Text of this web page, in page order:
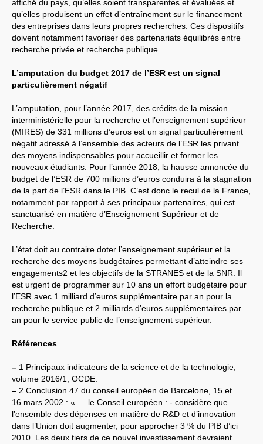
affiché du pays, qu’elles soient transparentes et évaluées et
qu’elles produisent un effet d’entraînement sur le financement
des entreprises dans leurs propres recherches. Ces dispositifs
doivent notamment favoriser des partenariats équilibrés entre
recherche privée et recherche publique.
L’amputation du budget 2017 de l’ESR est un signal
particulièrement négatif
L’amputation, pour l’année 2017, des crédits de la mission
interministérielle pour la recherche et l’enseignement supérieur
(MIRES) de 331 millions d’euros est un signal particulièrement
négatif adressé à l’ensemble des acteurs de l’ESR les privant
des moyens indispensables pour accueillir et former les
nouveaux étudiants. Pour l’année 2018, la hausse annoncée du
budget de l’ESR de 700 millions d’euros conduira à la stagnation
de la part de l’ESR dans le PIB . C’est donc le recul de la France,
notamment par rapport à ses principaux partenaires, qui est
sanctuarisé en matière d’Enseignement Supérieur et de
Recherche.
L’état doit au contraire doter l’enseignement supérieur et la
recherche des moyens budgétaires permettant d’atteindre ses
engagements2 et les objectifs de la STRANES et de la SNR . Il
est urgent de programmer sur 10 ans un effort budgétaire pour
l’ESR avec 1 milliard d’euros supplémentaire par an pour la
recherche publique et 2 milliards d’euros supplémentaires par
an pour le service public de l’enseignement supérieur.
Références
– 1 Principaux indicateurs de la science et de la technologie,
volume 2016/1, OCDE
– 2 Conclusion 47 du conseil européen de Barcelone, 15 et
16 mars 2002 : « … le Conseil européen : - considère que
l’ensemble des dépenses en matière de R&D et d’innovation
dans l’Union doit augmenter, pour approcher 3 % du PIB d’ici
2010. Les deux tiers de ce nouvel investissement devraient